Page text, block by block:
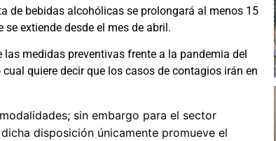
de bebidas alcohólicas se prolongará al menos 15
extiende desde el mes de abril.
medidas preventivas frente a la pandemia del
quiere decir que los casos de contagios irán en
sin embargo para el sector
disposición únicamente promueve el